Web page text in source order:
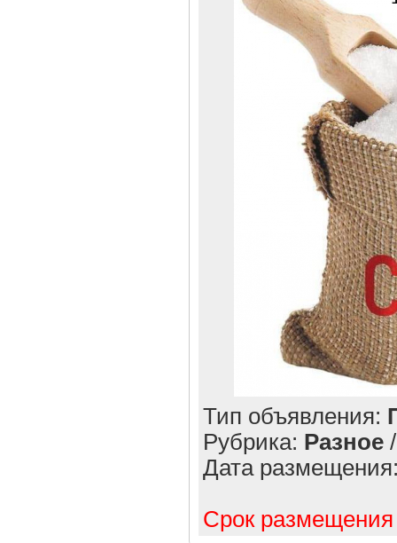
Тип объявления:
Рубрика: Разное
Дата
Срок размещения